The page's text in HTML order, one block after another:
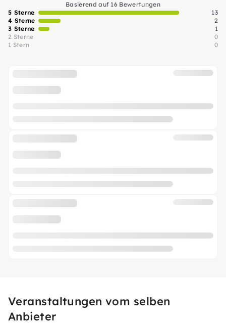
Basierend auf 16 Bewertungen
5 Sterne
13
4 Sterne
2
3 Sterne
1
2 Sterne
0
1 Stern
0
Veranstaltungen vom selben
Anbieter